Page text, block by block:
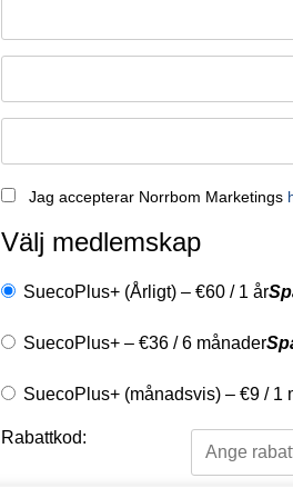
Jag accepterar Norrbom Marketings
Välj medlemskap
SuecoPlus+ (Årligt) – €60 / 1 år
SuecoPlus+ – €36 /6 månader
SuecoPlus+ (månadsvis) – €9 / 1
Rabattkod: